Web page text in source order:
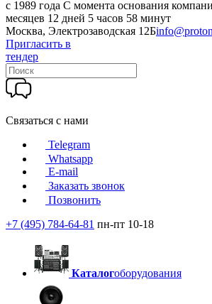
c 1989 года С момента основания
месяцев 12 дней 5 часов 58 минут
Москва, Электрозаводская 12Б
Пригласить в
тендер
Связаться с нами
Telegram
Whatsapp
E-mail
Заказать звонок
Позвонить
+7 (495) 784-64-81 пн-пт 10-18
Каталогоборудования